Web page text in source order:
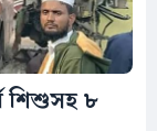
শিশুসহ ৮